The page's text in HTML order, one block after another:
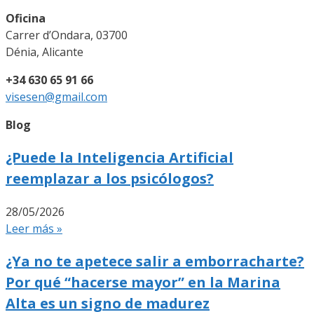
Oficina
Carrer d’Ondara, 03700
Dénia, Alicante
+34 630 65 91 66
visesen@gmail.com
Blog
¿Puede la Inteligencia Artificial
reemplazar a los psicólogos?
28/05/2026
Leer más »
¿Ya no te apetece salir a emborracharte?
Por qué “hacerse mayor” en la Marina
Alta es un signo de madurez